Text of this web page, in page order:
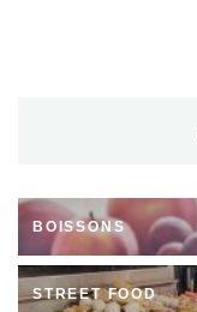
BOISSONS
STREET FOOD